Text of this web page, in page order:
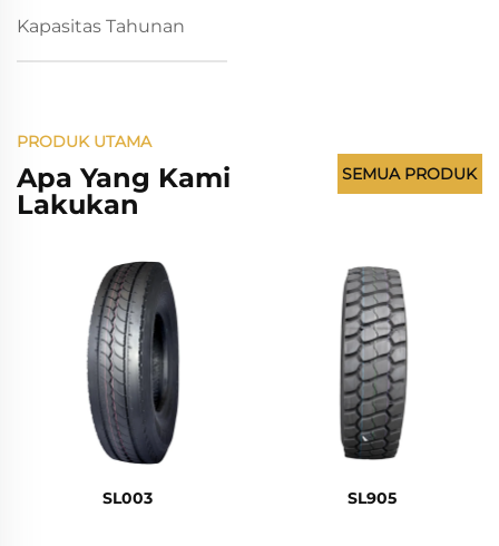
Kapasitas Tahunan
PRODUK UTAMA
Apa Yang Kami
Lakukan
SEMUA PRODUK
SL003 SL905